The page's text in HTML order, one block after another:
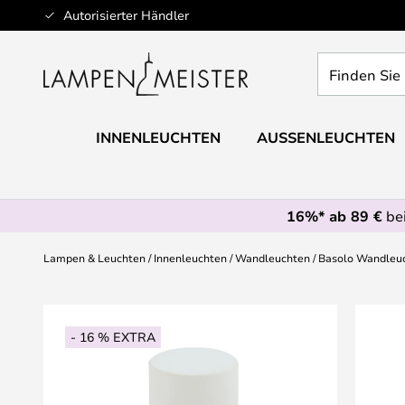
Autorisierter Händler
Zum
Inhalt
Sie
Leuchte...
INNENLEUCHTEN AUSSENLEUCHTEN
16%* ab 89 €
Lampen & Leuchten Innenleuchten Wandleuchten Basolo
- 16 % EXTRA
Ende